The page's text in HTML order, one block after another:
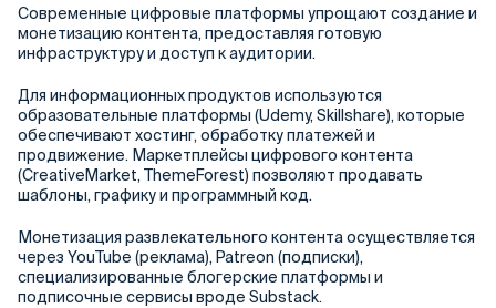
Современные цифровые платформы упрощают создание и
монетизацию контента, предоставляя готовую
инфраструктуру и доступ к аудитории.
Для информационных продуктов используются
образовательные платформы (Udemy, Skillshare), которые
обеспечивают хостинг, обработку платежей и
продвижение. Маркетплейсы цифрового контента
(CreativeMarket, ThemeForest) позволяют продавать
шаблоны, графику и программный код.
Монетизация развлекательного контента осуществляется
через YouTube (реклама), Patreon (подписки),
специализированные блогерские платформы и
подписочные сервисы вроде Substack.